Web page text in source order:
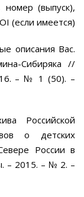
(выпуск),
(если имеется)
описания Вас.
Сибиряка //
– № 1 (50). –
Российской
о детских
России в
– 2015. – № 2. –